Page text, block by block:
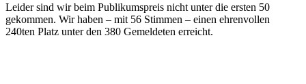
Leider sind wir beim Publikumspreis nicht unter die ersten 50
gekommen. Wir haben – mit 56 Stimmen – einen ehrenvollen
240ten Platz unter den 380 Gemeldeten erreicht.